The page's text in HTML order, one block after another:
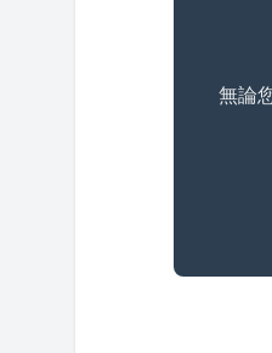
無論